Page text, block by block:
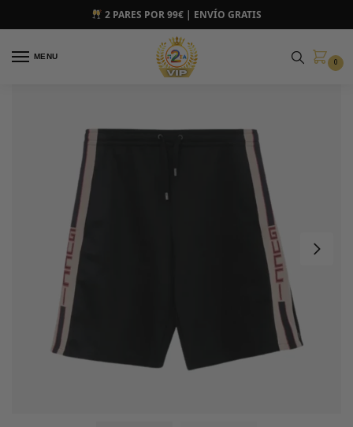
2 PARES POR 99€ | ENVÍO GRATIS
MENU
0